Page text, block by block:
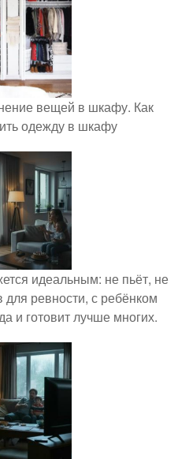
вещей в шкафу. Как
одежду в шкафу
идеальным: не пьёт, не
для ревности, с ребёнком
и готовит лучше многих.